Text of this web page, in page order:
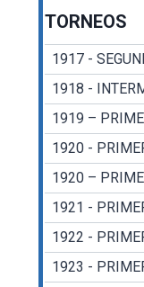
TORNEOS
1917 -
1918 -
1919 –
1920 -
1920 –
1921 -
1922 -
1923 -